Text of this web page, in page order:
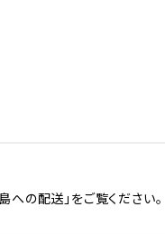
の配送」をご覧ください。